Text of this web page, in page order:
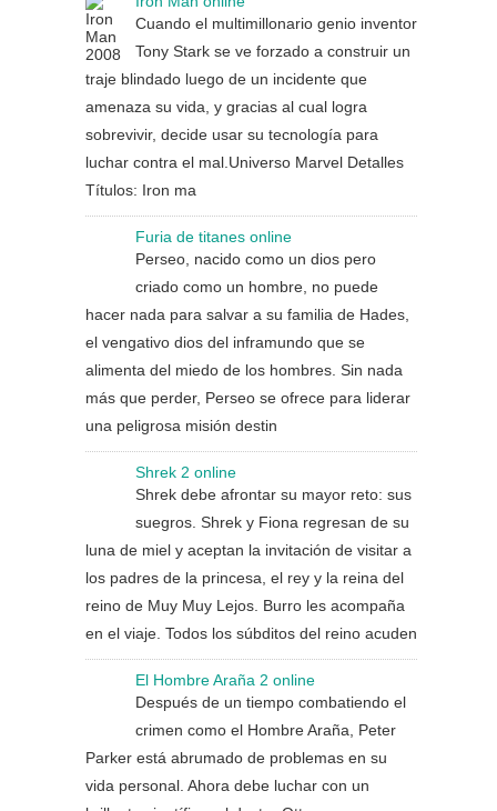
Cuando el multimillonario genio inventor
Tony Stark se ve forzado a construir un
traje blindado luego de un incidente que
amenaza su vida, y gracias al cual logra
sobrevivir, decide usar su tecnología para
luchar contra el mal.Universo Marvel Detalles
Títulos: Iron ma
Furia de titanes online
Perseo, nacido como un dios pero
criado como un hombre, no puede
hacer nada para salvar a su familia de Hades,
el vengativo dios del inframundo que se
alimenta del miedo de los hombres. Sin nada
más que perder, Perseo se ofrece para liderar
una peligrosa misión destin
Shrek 2 online
Shrek debe afrontar su mayor reto: sus
suegros. Shrek y Fiona regresan de su
luna de miel y aceptan la invitación de visitar a
los padres de la princesa, el rey y la reina del
reino de Muy Muy Lejos. Burro les acompaña
en el viaje. Todos los súbditos del reino acuden
El Hombre Araña 2 online
Después de un tiempo combatiendo el
crimen como el Hombre Araña, Peter
Parker está abrumado de problemas en su
vida personal. Ahora debe luchar con un